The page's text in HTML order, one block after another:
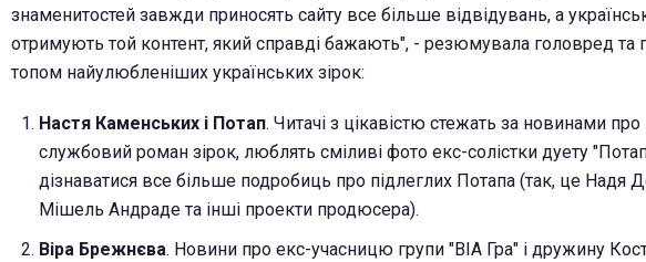
знаменитостей завжди приносять сайту все більше відвідувань, а
отримують той контент, який справді бажають", - резюмувала головред та
топом найулюбленіших українських зірок:
Настя Каменських і Потап. Читачі з цікавістю стежать за новинами про
службовий роман зірок, люблять сміливі фото екс-солістки дуету "Потап
дізнаватися все більше подробиць про підлеглих Потапа (так, це Надя
Мішель Андраде та інші проекти продюсера).
Віра Брежнєва. Новини про екс-учасницю групи "ВІА Гра" і дружину